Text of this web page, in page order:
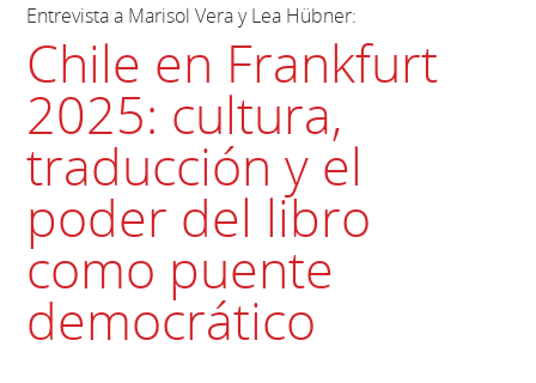
Entrevista a Marisol Vera y Lea Hübner:
Chile en Frankfurt
2025: cultura,
traducción y el
poder del libro
como puente
democrático